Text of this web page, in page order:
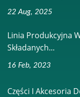
22 Aug, 2025
Linia Produkcyjna
Składanych...
16 Feb, 2023
Części I Akcesoria